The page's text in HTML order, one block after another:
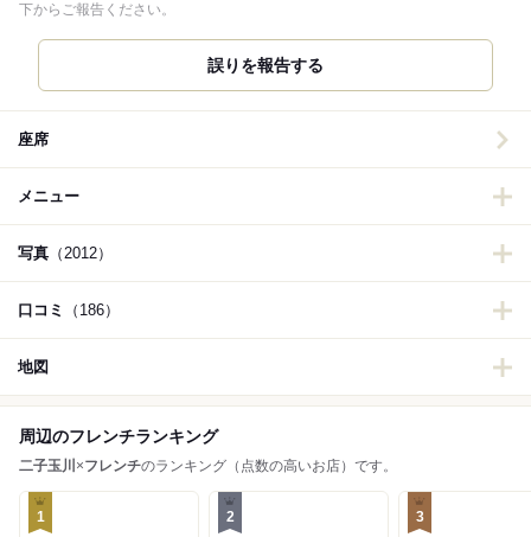
下からご報告ください。
誤りを報告する
座席
メニュー
写真 （2012）
口コミ （186）
地図
周辺のフレンチランキング
二子玉川 ×フレンチのランキング（点数の高いお店）です。
1 2 3